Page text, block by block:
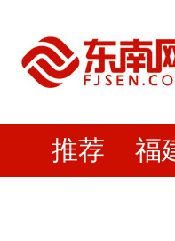
推荐 福